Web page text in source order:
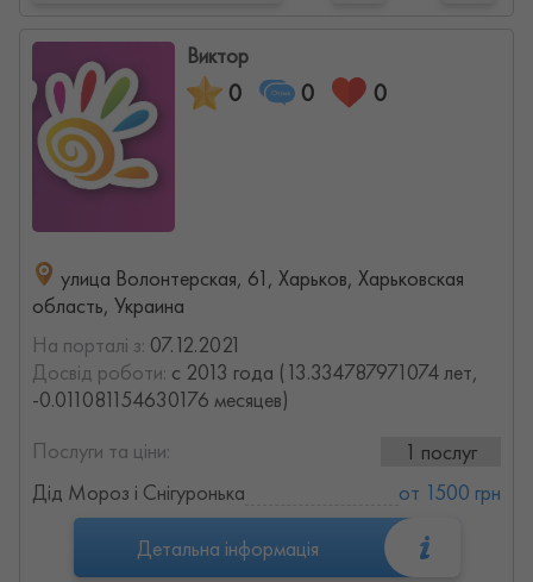
Виктор
0 0 0
улица Волонтерская, 61, Харьков, Харьковская
область, Украина
На порталі з: 07.12.2021
Досвід роботи: с 2013 года (13.334787971074 лет,
-0.011081154630176 месяцев)
Послуги та ціни:
1 послуг
Дід Мороз і Снігуронька
от 1500 грн
Детальна інформація